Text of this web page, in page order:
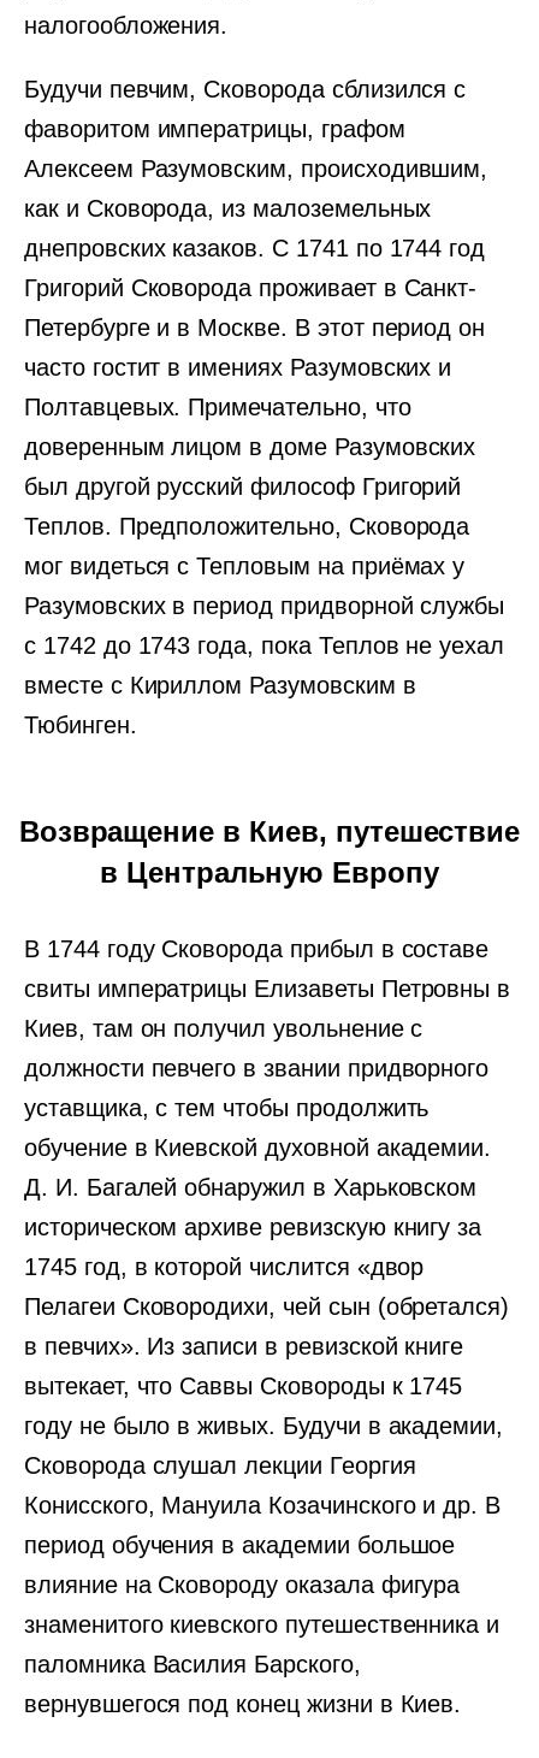
налогообложения.
Будучи певчим, Сковорода сблизился с
фаворитом императрицы, графом
Алексеем Разумовским, происходившим,
как и Сковорода, из малоземельных
днепровских казаков. С 1741 по 1744 год
Григорий Сковорода проживает в Санкт-
Петербурге и в Москве. В этот период он
часто гостит в имениях Разумовских и
Полтавцевых. Примечательно, что
доверенным лицом в доме Разумовских
был другой русский философ Григорий
Теплов. Предположительно, Сковорода
мог видеться с Тепловым на приёмах у
Разумовских в период придворной службы
с 1742 до 1743 года, пока Теплов не уехал
вместе с Кириллом Разумовским в
Тюбинген.
Возвращение в Киев, путешествие
в Центральную Европу
В 1744 году Сковорода прибыл в составе
свиты императрицы Елизаветы Петровны в
Киев, там он получил увольнение с
должности певчего в звании придворного
уставщика, с тем чтобы продолжить
обучение в Киевской духовной академии.
Д. И. Багалей обнаружил в Харьковском
историческом архиве ревизскую книгу за
1745 год, в которой числится «двор
Пелагеи Сковородихи, чей сын (обретался)
в певчих». Из записи в ревизской книге
вытекает, что Саввы Сковороды к 1745
году не было в живых. Будучи в академии,
Сковорода слушал лекции Георгия
Конисского, Мануила Козачинского и др. В
период обучения в академии большое
влияние на Сковороду оказала фигура
знаменитого киевского путешественника и
паломника Василия Барского,
вернувшегося под конец жизни в Киев.